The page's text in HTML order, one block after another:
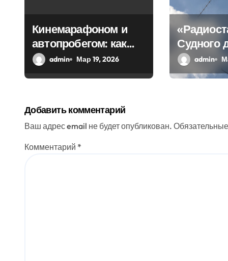
а
п
с
я
м
Кинемарафоном и
автопробегом: как
Севастополь
admin Мар 19, 2026
Судного
admin
Добавить комментарий
Ваш адрес email не будет опубликован.
Комментарий *